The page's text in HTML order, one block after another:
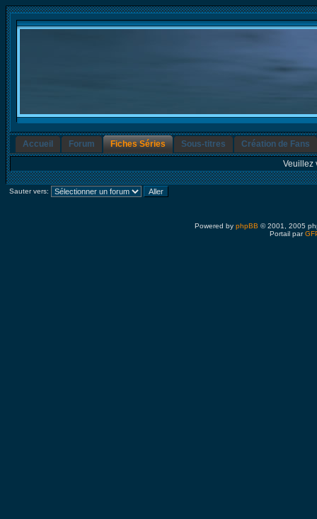
Accueil Forum Fiches Séries Sous-titres
Création de Fans
Veuillez
Sauter vers:
Powered by phpBB © 2001, 2005
Portail par